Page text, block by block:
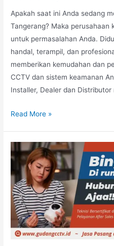
Apakah saat ini Anda sedang
Tangerang? Maka perusahaan
untuk permasalahan Anda.
handal, terampil, dan
memberikan kemudahan dan
CCTV dan sistem keamanan
Installer, Dealer dan
Read More »